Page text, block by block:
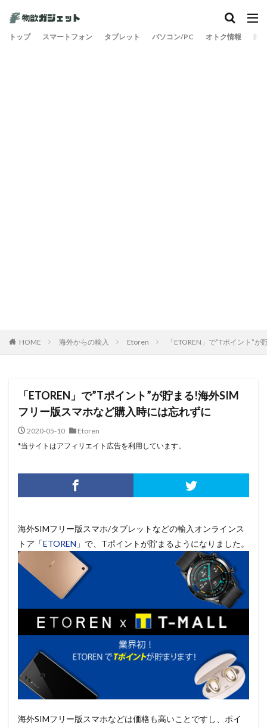
トップ スマートフォン タブレット パソコン/PC オトク情報 旅
HOME 海外からの輸入 Etoren 「ETOREN」で”Tポイント”
「ETOREN」で”Tポイント”が貯まる!海外SIM
フリー版スマホなど購入時には忘れずに
2020-05-10
Etoren
*当サイトはアフィリエイト広告を利用しています。
海外SIMフリー版スマホ/タブレットなどの輸入オンラインス
トア「ETOREN 」で、Tポイントが貯まるようになりました。
海外SIMフリー版スマホなどは価格も高いことですし、ポイ